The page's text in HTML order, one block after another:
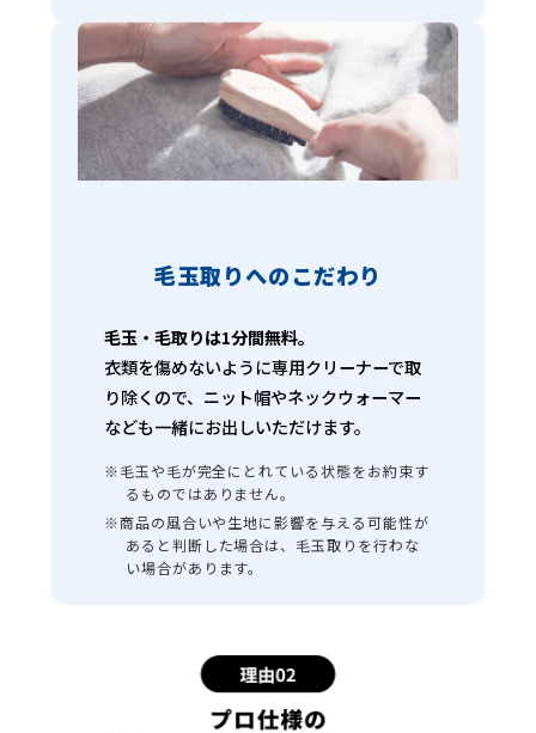
毛玉取りへのこだわり
毛玉・毛取りは1分間無料。
衣類を傷めないように専用クリーナーで取
り除くので、ニット帽やネックウォーマー
なども一緒にお出しいただけます。
※毛玉や毛が完全にとれている状態をお約束す
るものではありません。
※商品の風合いや生地に影響を与える可能性が
あると判断した場合は、毛玉取りを行わな
い場合があります。